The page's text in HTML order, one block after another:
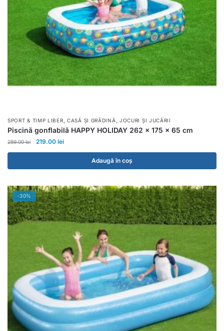
SPORT & TIMP LIBER,CASĂ ȘI GRĂDINĂ , JOCURI ȘI JUCĂRII
Piscină gonflabilă HAPPY HOLIDAY 262 x 175 x 65 cm
289.00lei 219.00 lei
Adaugă în coș
-30%